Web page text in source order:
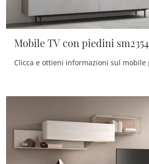
Mobile TV con piedini sm2354